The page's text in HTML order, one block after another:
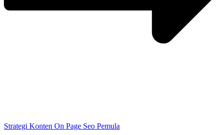
Strategi Konten On Page Seo Pemula